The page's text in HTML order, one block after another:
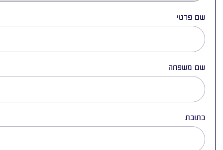
שם פרטי
שם משפחה
כתובת